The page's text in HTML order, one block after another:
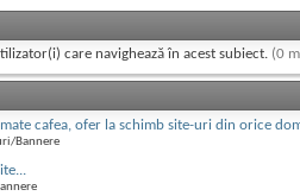
care navighează în acest subiect. (0
cafea, ofer la schimb site-uri din orice
Bannere